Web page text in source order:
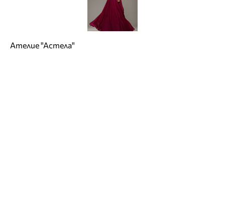
Ателие "Астела"